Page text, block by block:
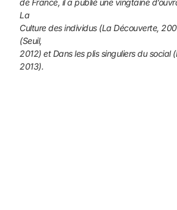
de France, il a publié une vingtaine
La
Culture des individus (La Découverte,
(Seuil,
2012) et Dans les plis singuliers du social
2013).